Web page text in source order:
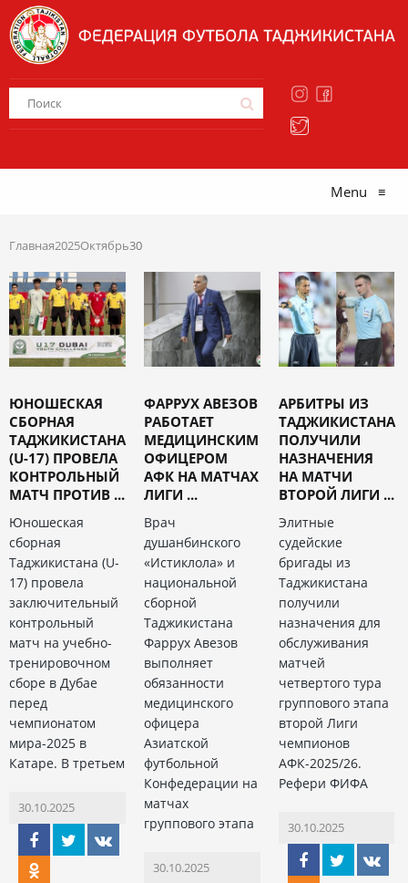
Menu ≡
Главная2025Октябрь30
ЮНОШЕСКАЯ
СБОРНАЯ
ТАДЖИКИСТАНА
(U-17) ПРОВЕЛА
КОНТРОЛЬНЫЙ
МАТЧ ПРОТИВ ...
Юношеская
сборная
Таджикистана (U-
17) провела
заключительный
контрольный
матч на учебно-
тренировочном
сборе в Дубае
перед
чемпионатом
мира-2025 в
Катаре. В третьем
30.10.2025
ФАРРУХ АВЕЗОВ
РАБОТАЕТ
МЕДИЦИНСКИМ
ОФИЦЕРОМ
АФК НА МАТЧАХ
ЛИГИ ...
Врач
душанбинского
«Истиклола» и
национальной
сборной
Таджикистана
Фаррух Авезов
выполняет
обязанности
медицинского
офицера
Азиатской
футбольной
Конфедерации на
матчах
группового этапа
30.10.2025
АРБИТРЫ ИЗ
ТАДЖИКИСТАНА
ПОЛУЧИЛИ
НАЗНАЧЕНИЯ
НА МАТЧИ
ВТОРОЙ ЛИГИ ...
Элитные
судейские
бригады из
Таджикистана
получили
назначения для
обслуживания
матчей
четвертого тура
группового этапа
второй Лиги
чемпионов
АФК-2025/26.
Рефери ФИФА
30.10.2025